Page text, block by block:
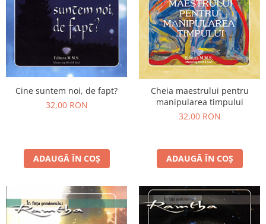
Cine suntem noi, de fapt?
32,00 RON
ADAUGĂ ÎN COȘ
Cheia maestrului pentru
manipularea timpului
32,00 RON
ADAUGĂ ÎN COȘ